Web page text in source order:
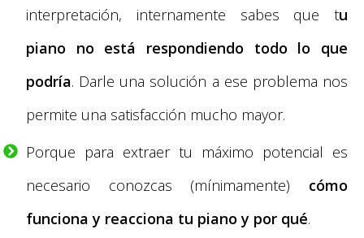
interpretación, internamente sabes que tu
piano no está respondiendo todo lo que
podría. Darle una solución a ese problema nos
permite una satisfacción mucho mayor.
Porque para extraer tu máximo potencial es
necesario conozcas (mínimamente) cómo
funciona y reacciona tu piano y por qué.